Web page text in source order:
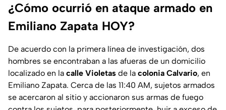
¿Cómo ocurrió en ataque armado en
Emiliano Zapata HOY?
De acuerdo con la primera línea de investigación, dos
hombres se encontraban a las afueras de un domicilio
localizado en la calle Violetas de la colonia Calvario, en
Emiliano Zapata. Cerca de las 11:40 AM, sujetos armados
se acercaron al sitio y accionaron sus armas de fuego